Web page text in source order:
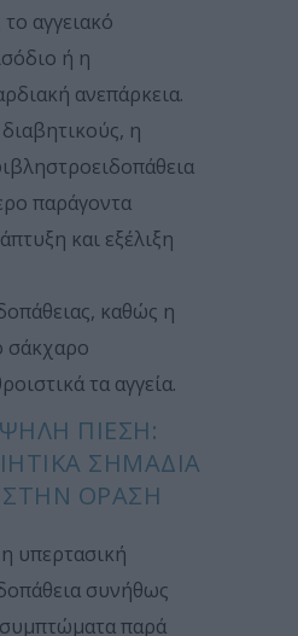
αγγειακό
ή η
ανεπάρκεια.
η
παράγοντα
και εξέλιξη
καθώς η
σάκχαρο
τα αγγεία.
ΠΊΕΣΗ:
ΣΗΜΆΔΙΑ
ΌΡΑΣΗ
υπερτασική
συνήθως
παρά